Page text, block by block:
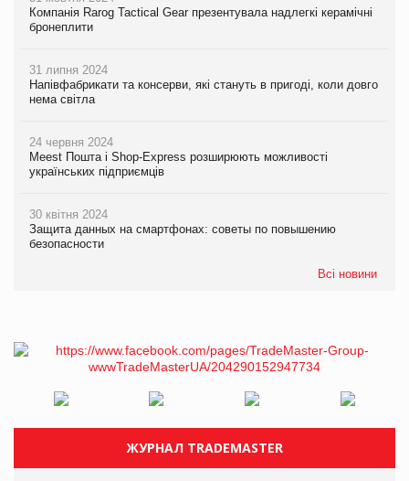
Компанія Rarog Tactical Gear презентувала надлегкі керамічні
бронеплити
31 липня 2024
Напівфабрикати та консерви, які стануть в пригоді, коли довго
нема світла
24 червня 2024
Meest Пошта і Shop-Express розширюють можливості
українських підприємців
30 квітня 2024
Защита данных на смартфонах: советы по повышению
безопасности
Всі новини
ЖУРНАЛ TRADEMASTER